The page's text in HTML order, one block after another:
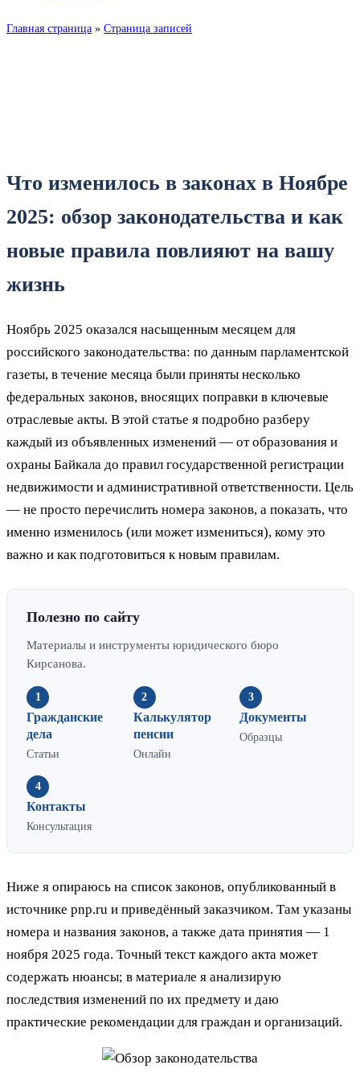
Главная страница » Страница записей
Что изменилось в законах в Ноябре
2025: обзор законодательства и как
новые правила повлияют на вашу
жизнь
Ноябрь 2025 оказался насыщенным месяцем для
российского законодательства: по данным парламентской
газеты, в течение месяца были приняты несколько
федеральных законов, вносящих поправки в ключевые
отраслевые акты. В этой статье я подробно разберу
каждый из объявленных изменений — от образования и
охраны Байкала до правил государственной регистрации
недвижимости и административной ответственности. Цель
— не просто перечислить номера законов, а показать, что
именно изменилось (или может измениться), кому это
важно и как подготовиться к новым правилам.
Полезно по сайту
Материалы и инструменты юридического бюро
Кирсанова.
1
Гражданские
дела
Статьи
2
Калькулятор
пенсии
Онлайн
3
Документы
Образцы
4
Контакты
Консультация
Ниже я опираюсь на список законов, опубликованный в
источнике pnp.ru и приведённый заказчиком. Там указаны
номера и названия законов, а также дата принятия — 1
ноября 2025 года. Точный текст каждого акта может
содержать нюансы; в материале я анализирую
последствия изменений по их предмету и даю
практические рекомендации для граждан и организаций.